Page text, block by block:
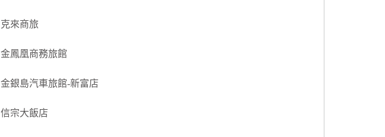
克來商旅
金鳳凰商務旅館
金銀島汽車旅館-新富店
信宗大飯店